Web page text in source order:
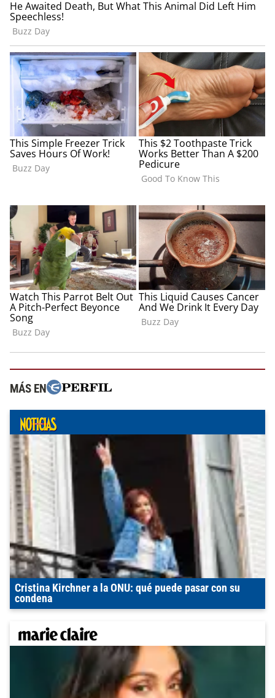
MÁS EN
Cristina Kirchner a la ONU: qué puede pasar con su
condena